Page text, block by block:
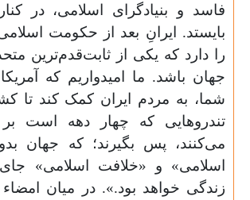
فاسد و بنیادگرای اسلامی، در
بایستد. ایرانِ بعد از حکومت
را دارد که یکی از ثابت‌قدم‌ترین
جهان باشد. ما امیدواریم که
شما، به مردم ایران کمک کند تا
تندروهایی که چهار دهه است
می‌کنند، پس بگیرند؛ که جهان
اسلامی» و «خلافت اسلامی»
زندگی خواهد بود.». در میان امضاء